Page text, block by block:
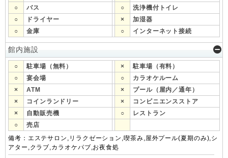
○
バス ○
洗浄機付トイレ
○
ドライヤー ×
加湿器
○
金庫 ○ インターネット接続
館内施設
○ 駐車場（無料） ×
駐車場（有料）
○
宴会場 ○
カラオケルーム
×
ATM ×
プール（屋内／通年）
×
コインランドリー ×
コンビニエンスストア
×
自動販売機 ○
レストラン
○
売店
備考：エステサロン,リラクゼーション,喫茶み,屋外プール(夏期のみ),シ
アター,クラブ,カラオケパブ,お夜食処